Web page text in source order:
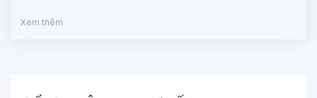
Xem thêm